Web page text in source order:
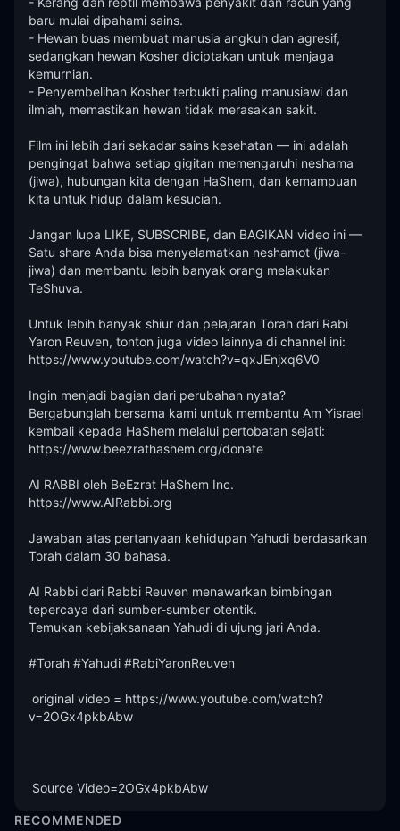
baru mulai dipahami sains.
- Hewan buas membuat manusia angkuh dan agresif,
sedangkan hewan Kosher diciptakan untuk menjaga
kemurnian.
- Penyembelihan Kosher terbukti paling manusiawi dan
ilmiah, memastikan hewan tidak merasakan sakit.
Film ini lebih dari sekadar sains kesehatan — ini adalah
pengingat bahwa setiap gigitan memengaruhi neshama
(jiwa), hubungan kita dengan HaShem, dan kemampuan
kita untuk hidup dalam kesucian.
Jangan lupa LIKE, SUBSCRIBE, dan BAGIKAN video ini —
Satu share Anda bisa menyelamatkan neshamot (jiwa-
jiwa) dan membantu lebih banyak orang melakukan
TeShuva.
Untuk lebih banyak shiur dan pelajaran Torah dari Rabi
Yaron Reuven, tonton juga video lainnya di channel ini:
https://www.youtube.com/watch?v=qxJEnjxq6V0
Ingin menjadi bagian dari perubahan nyata?
Bergabunglah bersama kami untuk membantu Am Yisrael
kembali kepada HaShem melalui pertobatan sejati:
https://www.beezrathashem.org/donate
AI RABBI oleh BeEzrat HaShem Inc.
https://www.AIRabbi.org
Jawaban atas pertanyaan kehidupan Yahudi berdasarkan
Torah dalam 30 bahasa.
AI Rabbi dari Rabbi Reuven menawarkan bimbingan
tepercaya dari sumber-sumber otentik.
Temukan kebijaksanaan Yahudi di ujung jari Anda.
#Torah #Yahudi #RabiYaronReuven
v=2OGx4pkbAbw
Source Video=2OGx4pkbAbw
RECOMMENDED